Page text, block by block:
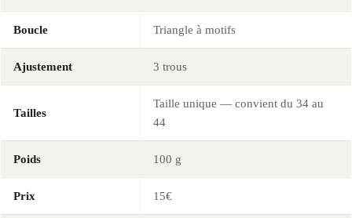
Boucle Triangle à motifs
Ajustement 3 trous
Tailles
Taille unique — convient du 34 au
44
Poids 100 g
Prix 15€